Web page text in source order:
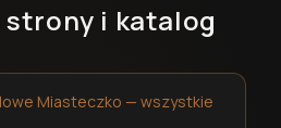
strony i katalog
Miasteczko — wszystkie